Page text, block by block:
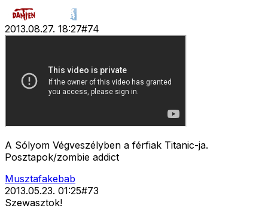
2013.08.27. 18:27#74
A Sólyom Végveszélyben a férfiak Titanic-ja.
Posztapok/zombie addict
Musztafakebab
2013.05.23. 01:25#73
Szewasztok!